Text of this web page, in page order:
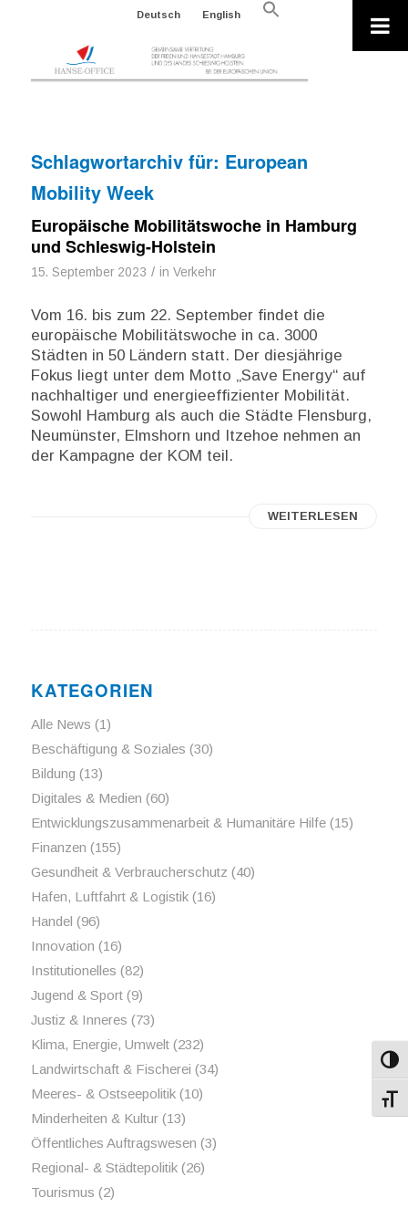
Deutsch English
Search
Schlagwortarchiv für: European
Mobility Week
Europäische Mobilitätswoche in Hamburg
und Schleswig-Holstein
15. September 2023 / in Verkehr
Vom 16. bis zum 22. September findet die
europäische Mobilitätswoche in ca. 3000
Städten in 50 Ländern statt. Der diesjährige
Fokus liegt unter dem Motto „Save Energy“ auf
nachhaltiger und energieeffizienter Mobilität.
Sowohl Hamburg als auch die Städte Flensburg,
Neumünster, Elmshorn und Itzehoe nehmen an
der Kampagne der KOM teil.
WEITERLESEN
KATEGORIEN
Alle News (1)
Beschäftigung & Soziales (30)
Bildung (13)
Digitales & Medien (60)
Entwicklungszusammenarbeit & Humanitäre Hilfe(15)
Finanzen (155)
Gesundheit & Verbraucherschutz (40)
Hafen, Luftfahrt & Logistik(16)
Handel (96)
Innovation (16)
Institutionelles (82)
Jugend & Sport(9)
Justiz & Inneres (73)
Klima, Energie, Umwelt(232)
Landwirtschaft & Fischerei (34)
Meeres- & Ostseepolitik(10)
Minderheiten & Kultur(13)
Öffentliches Auftragswesen (3)
Regional- & Städtepolitik(26)
Tourismus (2)